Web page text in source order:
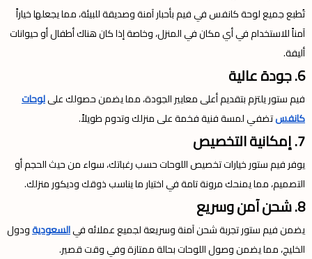
تُطبع جميع لوحة كانفس في فيم بأحبار آمنة وصديقة للبيئة، مما يجعلها خياراً
آمناً للاستخدام في أي مكان في المنزل، وخاصة إذا كان هناك أطفال أو حيوانات
أليفة.
6. جودة عالية
فيم ستور يلتزم بتقديم أعلى معايير الجودة، مما يضمن حصولك علىلوحات
كانفستضفي لمسة فنية فخمة على منزلك وتدوم طويلاً.
7. إمكانية التخصيص
يوفر فيم ستور خيارات تخصيص اللوحات حسب رغباتك، سواء من حيث الحجم أو
التصميم، مما يمنحك مرونة تامة في اختيار ما يناسب ذوقك وديكور منزلك.
8. شحن آمن وسريع
يضمن فيم ستور تجربة شحن آمنة وسريعة لجميع عملائه فيالسعوديةودول
الخليج، مما يضمن وصول اللوحات بحالة ممتازة وفي وقت قصير.